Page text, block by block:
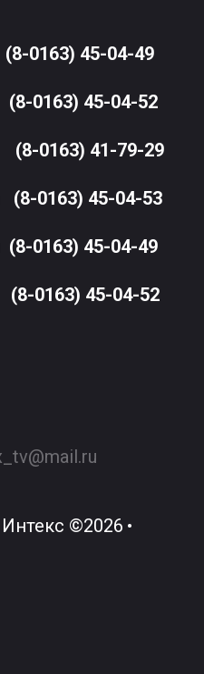
(8-0163) 45-04-49
(8-0163) 45-04-52
0163) 41-79-29
(8-0163) 45-04-53
(8-0163) 45-04-49
45-04-52
©2026